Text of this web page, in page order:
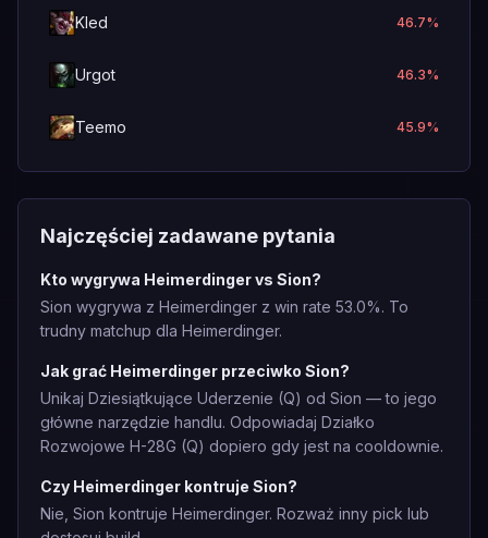
Kled 46.7%
Urgot 46.3%
Teemo 45.9%
Najczęściej zadawane pytania
Kto wygrywa Heimerdinger vs Sion?
Sion wygrywa z Heimerdinger z win rate 53.0%. To
trudny matchup dla Heimerdinger.
Jak grać Heimerdinger przeciwko Sion?
Unikaj Dziesiątkujące Uderzenie (Q) od Sion — to jego
główne narzędzie handlu. Odpowiadaj Działko
Rozwojowe H-28G (Q) dopiero gdy jest na cooldownie.
Czy Heimerdinger kontruje Sion?
Nie, Sion kontruje Heimerdinger. Rozważ inny pick lub